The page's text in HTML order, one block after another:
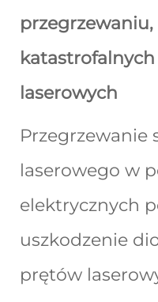
laserowych
Przegrzewanie
laserowego w
elektrycznych
uszkodzenie
prętów